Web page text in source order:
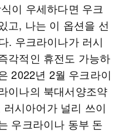
이 우세하다면 우크
고, 나는 이 옵션을 선
. 우크라이나가 러시
각적인 휴전도 가능하
2022년 2월 우크라이
이나의 북대서양조약
러시아어가 널리 쓰이
우크라이나 동부 돈